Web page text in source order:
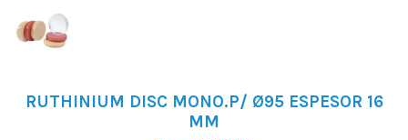
RUTHINIUM DISC MONO.P/ Ø95 ESPESOR 16
MM